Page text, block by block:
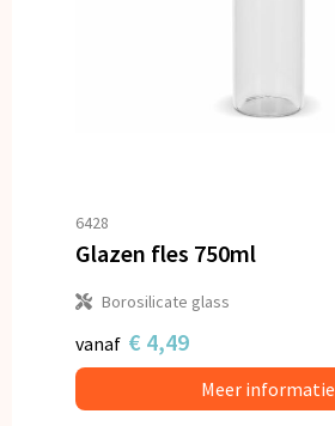
6428
Glazen fles 750ml
Borosilicate glass
vanaf € 4,49
Meer informatie